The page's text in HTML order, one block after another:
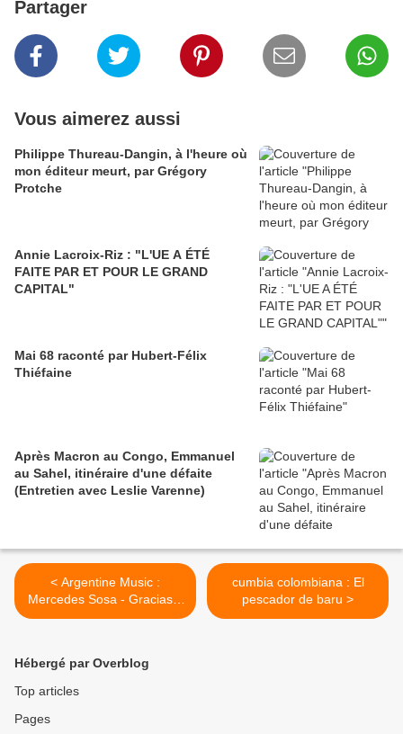
Partager
Vous aimerez aussi
Philippe Thureau-Dangin, à l'heure où
mon éditeur meurt, par Grégory
Protche
Annie Lacroix-Riz : "L'UE A ÉTÉ
FAITE PAR ET POUR LE GRAND
CAPITAL"
Mai 68 raconté par Hubert-Félix
Thiéfaine
Après Macron au Congo, Emmanuel
au Sahel, itinéraire d'une défaite
(Entretien avec Leslie Varenne)
< Argentine Music :
Mercedes Sosa - Gracias a
La Vida
cumbia colombiana : El
pescador de baru >
Hébergé par Overblog
Top articles
Pages